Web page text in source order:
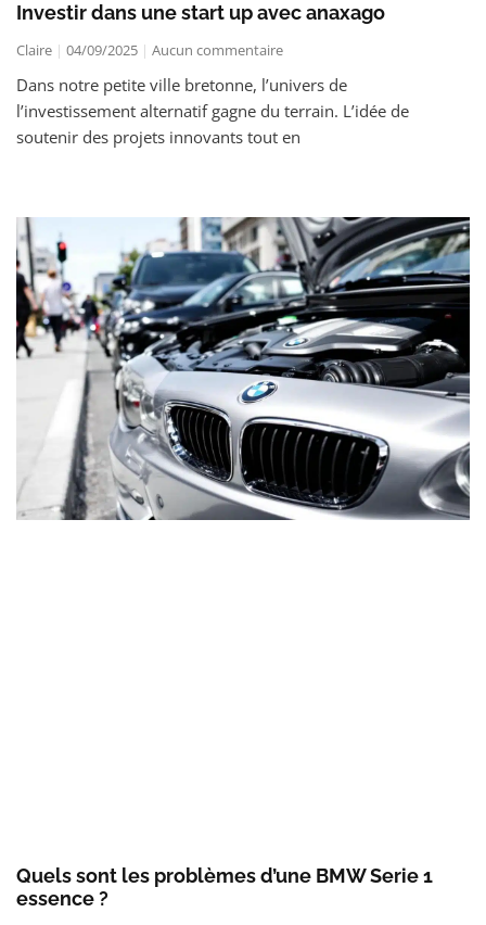
Investir dans une start up avec anaxago
Claire 04/09/2025 Aucun commentaire
Dans notre petite ville bretonne, l’univers de
l’investissement alternatif gagne du terrain. L’idée de
soutenir des projets innovants tout en
Quels sont les problèmes d’une BMW Serie 1
essence ?